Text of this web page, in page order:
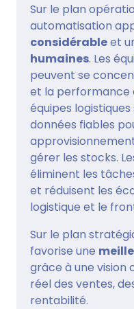
Sur le plan
automatisation
considérableet
humaines. Les
peuvent se
et la performance
équipes logistiques
données fiables
gérer les stocks.
éliminent les
et réduisent les
logistique et le
Sur le plan
favorise une
grâce à une vision
réel des ventes,
rentabilité.